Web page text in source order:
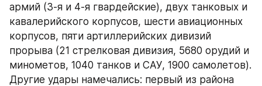
армий (3-я и 4-я гвардейские), двух танковых и
кавалерийского корпусов, шести авиационных
корпусов, пяти артиллерийских дивизий
прорыва (21 стрелковая дивизия, 5680 орудий и
минометов, 1040 танков и САУ, 1900 самолетов).
Другие удары намечались: первый из района